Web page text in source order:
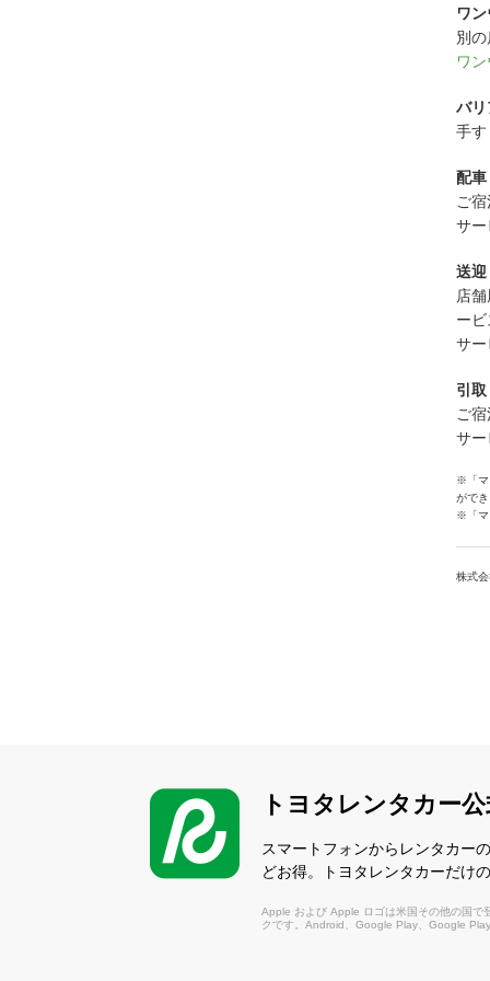
ワ
別
ワ
バリ
手す
配車
ご
サー
送迎
店
ー
サー
引取
ご
サー
※「マ
がで
※「マ
株式
トヨタレンタカー
スマートフォンからレンタカー
どお得。トヨタレンタカーだけ
Apple および Apple ロゴは米国その他の国
クです。Android、Google Play、Google